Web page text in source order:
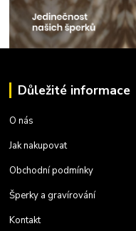
Důležité informace
O nás
Jak nakupovat
Obchodní podmínky
Šperky a gravírování
Kontakt